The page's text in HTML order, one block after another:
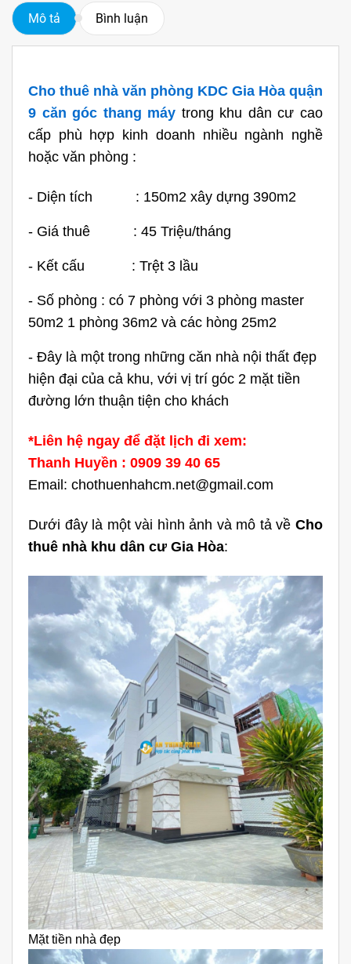
Mô tả Bình luận
Cho thuê nhà văn phòng KDC Gia Hòa quận
9 căn góc thang máy trong khu dân cư cao
cấp phù hợp kinh doanh nhiều ngành nghề
hoặc văn phòng :
- Diện tích : 150m2 xây dựng 390m2
- Giá thuê : 45 Triệu/tháng
- Kết cấu : Trệt 3 lầu
- Số phòng : có 7 phòng với 3 phòng master
50m2 1 phòng 36m2 và các hòng 25m2
- Đây là một trong những căn nhà nội thất đẹp
hiện đại của cả khu, với vị trí góc 2 mặt tiền
đường lớn thuận tiện cho khách
*Liên hệ ngay để đặt lịch đi xem:
Thanh Huyền : 0909 39 40 65
Email: chothuenhahcm.net@gmail.com
Dưới đây là một vài hình ảnh và mô tả về Cho
thuê nhà khu dân cư Gia Hòa:
Mặt tiền nhà đẹp